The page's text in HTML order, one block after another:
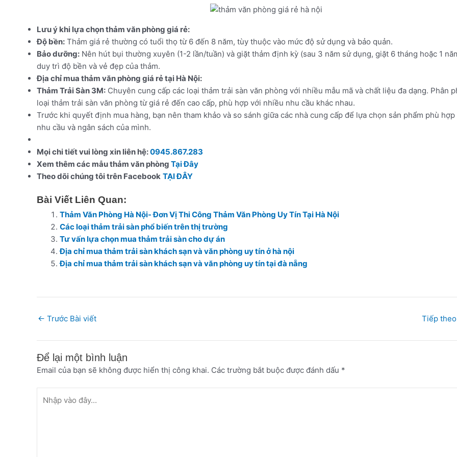
Lưu ý khi lựa chọn thảm văn phòng giá rẻ:
Độ bền: Thảm giá rẻ thường có tuổi thọ từ 6 đến 8 năm, tùy thuộc vào mức độ sử dụng và bảo quản.
Bảo dưỡng: Nên hút bụi thường xuyên (1-2 lần/tuần) và giặt thảm định kỳ (sau 3 năm sử dụng, giặt 6 tháng hoặc 1
duy trì độ bền và vẻ đẹp của thảm.
Địa chỉ mua thảm văn phòng giá rẻ tại Hà Nội:
Thảm Trải Sàn 3M: Chuyên cung cấp các loại thảm trải sàn văn phòng với nhiều mẫu mã và chất liệu đa dạng. Phân
loại thảm trải sàn văn phòng từ giá rẻ đến cao cấp, phù hợp với nhiều nhu cầu khác nhau.
Trước khi quyết định mua hàng, bạn nên tham khảo và so sánh giữa các nhà cung cấp để lựa chọn sản phẩm phù hợp
nhu cầu và ngân sách của mình.
Mọi chi tiết vui lòng xin liên hệ:0945.867.283
Xem thêm các mẫu thảm văn phòng Tại Đây
Theo dõi chúng tôi trên Facebook TẠI ĐÂY
Bài Viết Liên Quan:
Thảm Văn Phòng Hà Nội- Đơn Vị Thi Công Thảm Văn Phòng Uy Tín Tại Hà Nội
Các loại thảm trải sàn phổ biến trên thị trường
Tư vấn lựa chọn mua thảm trải sàn cho dự án
Địa chỉ mua thảm trải sàn khách sạn và văn phòng uy tín ở hà nội
Địa chỉ mua thảm trải sàn khách sạn và văn phòng uy tín tại đà nẵng
← Trước Bài viết Tiếp
Để lại một bình luận
Email của bạn sẽ không được hiển thị công khai. Các trường bắt buộc được đánh dấu *
vào